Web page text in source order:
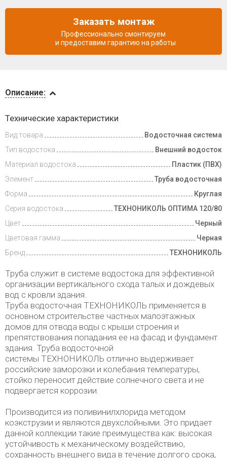
и оплата
Описание:
Технические характеристики
Вид товара
Водосточная система
Тип водостока
Внешний водосток
Материал водостока
Пластик (ПВХ)
Элемент
Труба водосточная
Форма
Круглая
Серия водостока
ТЕХНОНИКОЛЬ ОПТИМА 120/80
Цвет
Черный
Цветовая гамма
Черная
Бренд
ТЕХНОНИКОЛЬ
Труба служит в системе водостока для эффективной
организации вертикального схода талых и дождевых
вод с кровли здания.
Труба водосточная ТЕХНОНИКОЛЬ применяется в
основном строительстве частных малоэтажных
домов для отвода воды с крыши строения и
препятствования попадания ее на фасад и фундамент
здания. Труба водосточной
системы ТЕХНОНИКОЛЬ отлично выдерживает
российские заморозки и колебания температуры,
стойко переносит действие солнечного света и не
подвергается коррозии.
Производится из поливинилхлорида методом
коэкструзии и являются двухслойными. Это придает
данной коллекции такие преимущества как: высокая
устойчивость к механическому воздействию,
сохранность внешнего вида в течение долгого срока,
Заказать монтаж
Профессионально смонтируем
и предоставим гарантию на работы